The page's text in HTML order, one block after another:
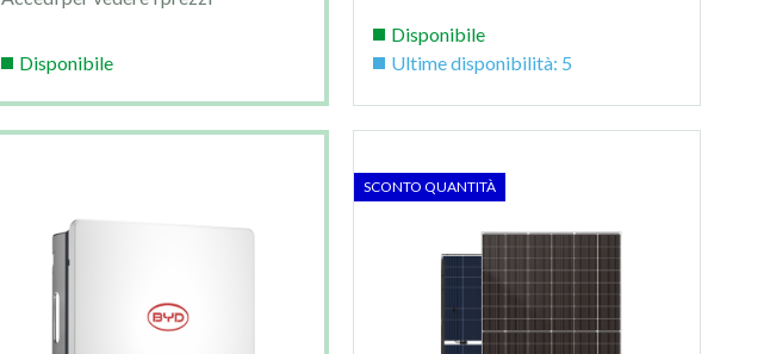
Disponibile
Disponibile
Ultime disponibilità: 5
SCONTO QUANTITÀ